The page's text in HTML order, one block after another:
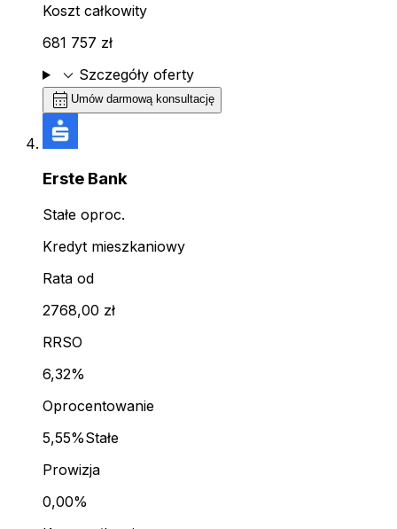
Koszt całkowity
681 757 zł
expand_more Szczegóły oferty
calendar_month Umów darmową konsultację
Erste Bank
Stałe oproc.
Kredyt mieszkaniowy
Rata od
2768,00 zł
RRSO
6,32%
Oprocentowanie
5,55%Stałe
Prowizja
0,00%